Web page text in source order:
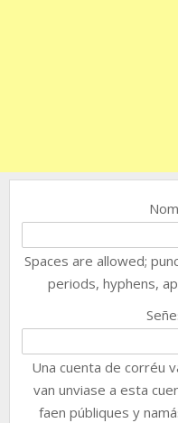
Spaces are allowed;
periods, hyphens,
Una cuenta de corréu
van unviase a esta
faen públiques y